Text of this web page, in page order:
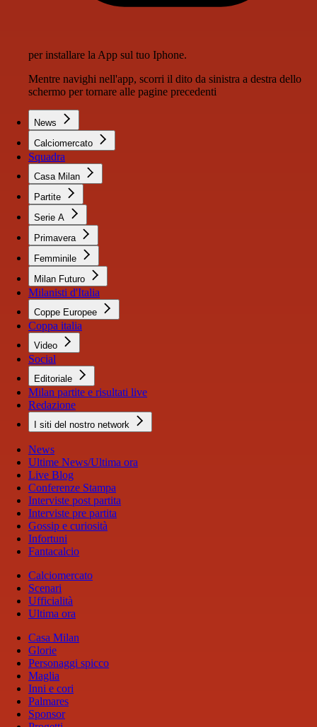
per installare la App sul tuo Iphone.
Mentre navighi nell'app, scorri il dito da sinistra a destra dello
schermo per tornare alle pagine precedenti
News
Calciomercato
Squadra
Casa Milan
Partite
Serie A
Primavera
Femminile
Milan Futuro
Milanisti d'Italia
Coppe Europee
Coppa italia
Video
Social
Editoriale
Milan partite e risultati live
Redazione
I siti del nostro network
News
Ultime News/Ultima ora
Live Blog
Conferenze Stampa
Interviste post partita
Interviste pre partita
Gossip e curiosità
Infortuni
Fantacalcio
Calciomercato
Scenari
Ufficialità
Ultima ora
Casa Milan
Glorie
Personaggi spicco
Maglia
Inni e cori
Palmares
Sponsor